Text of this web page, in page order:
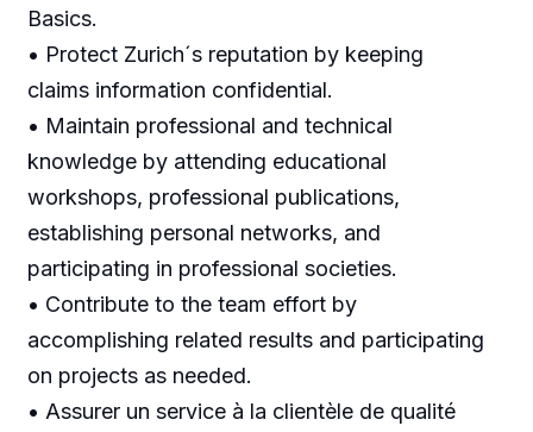
Basics.
• Protect Zurich´s reputation by keeping
claims information confidential.
• Maintain professional and technical
knowledge by attending educational
workshops, professional publications,
establishing personal networks, and
participating in professional societies.
• Contribute to the team effort by
accomplishing related results and participating
on projects as needed.
• Assurer un service à la clientèle de qualité